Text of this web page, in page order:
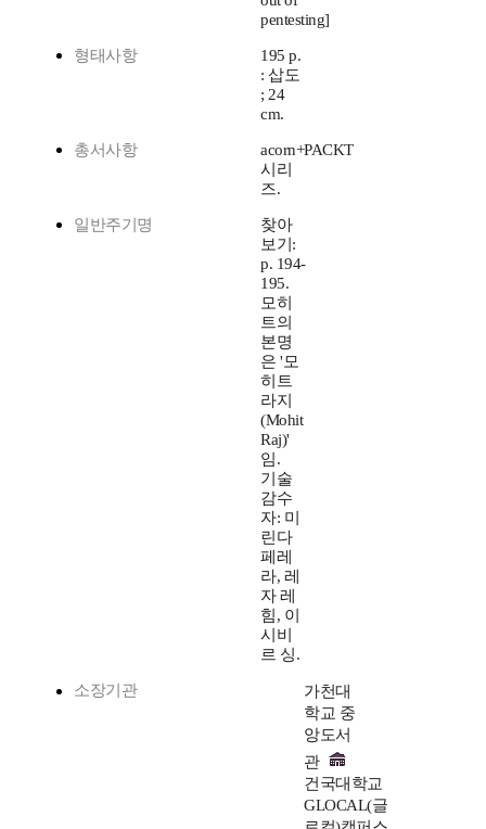
pentesting]
형태사항
195 p.
: 삽도
; 24
cm.
총서사항
acorn+PACKT
시리
즈.
일반주기명
찾아
보기:
p. 194-
195.
모히
트의
본명
은 '모
히트
라지
(Mohit
Raj)'
임.
기술
감수
자: 미
린다
페레
라, 레
자 레
힘, 이
시비
르 싱.
소장기관
가천대
학교 중
앙도서
관
건국대학교
GLOCAL(글